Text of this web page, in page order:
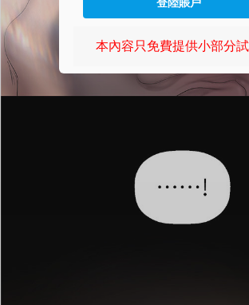
本內容只免費提供小部分